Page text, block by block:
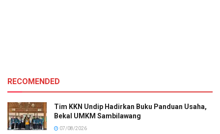
RECOMENDED
Tim KKN Undip Hadirkan Buku Panduan Usaha,
Bekal UMKM Sambilawang
07/08/2026